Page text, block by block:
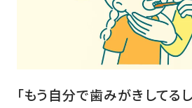
「もう自分で歯みがきしてる